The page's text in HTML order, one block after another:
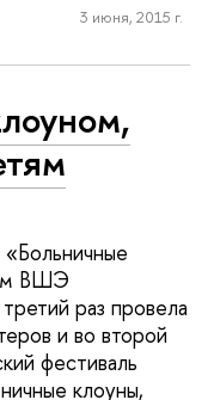
3 июня, 2015 г.
«Больничные
ВШЭ
раз провела
и во второй
фестиваль
клоуны,